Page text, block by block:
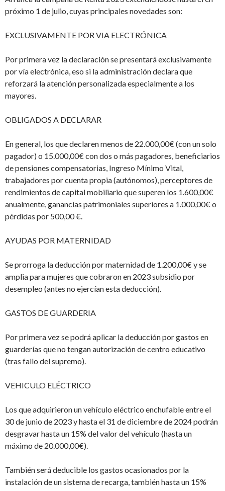
próximo 1 de julio, cuyas principales novedades son:
EXCLUSIVAMENTE POR VIA ELECTRÓNICA
Por primera vez la declaración se presentará exclusivamente
por vía electrónica, eso si la administración declara que
reforzará la atención personalizada especialmente a los
mayores.
OBLIGADOS A DECLARAR
En general, los que declaren menos de 22.000,00€ (con un solo
pagador) o 15.000,00€ con dos o más pagadores, beneficiarios
de pensiones compensatorias, Ingreso Mínimo Vital,
trabajadores por cuenta propia (autónomos), perceptores de
rendimientos de capital mobiliario que superen los 1.600,00€
anualmente, ganancias patrimoniales superiores a 1.000,00€ o
pérdidas por 500,00 €.
AYUDAS POR MATERNIDAD
Se prorroga la deducción por maternidad de 1.200,00€ y se
amplia para mujeres que cobraron en 2023 subsidio por
desempleo (antes no ejercían esta deducción).
GASTOS DE GUARDERIA
Por primera vez se podrá aplicar la deducción por gastos en
guarderías que no tengan autorización de centro educativo
(tras fallo del supremo).
VEHICULO ELÉCTRICO
Los que adquirieron un vehículo eléctrico enchufable entre el
30 de junio de 2023 y hasta el 31 de diciembre de 2024 podrán
desgravar hasta un 15% del valor del vehículo (hasta un
máximo de 20.000,00€).
También será deducible los gastos ocasionados por la
instalación de un sistema de recarga, también hasta un 15%